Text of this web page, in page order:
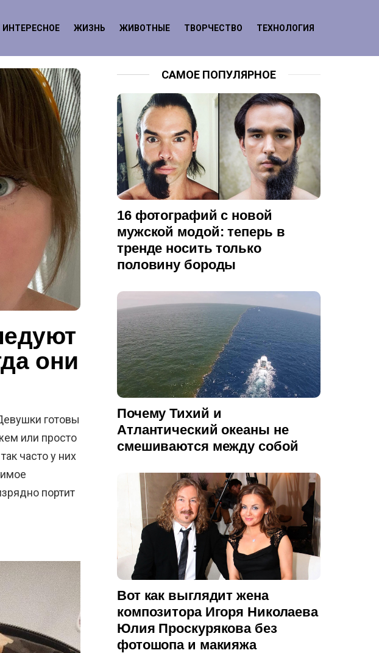
ИНТЕРЕСНОЕ ЖИЗНЬ ЖИВОТНЫЕ ТВОРЧЕСТВО ТЕХНОЛОГИЯ
они
готовы
или просто
часто у них
портит
САМОЕ ПОПУЛЯРНОЕ
16 фотографий с новой
мужской модой: теперь в
тренде носить только
половину бороды
Почему Тихий и
Атлантический океаны не
смешиваются между собой
Вот как выглядит жена
композитора Игоря Николаева
Юлия Проскурякова без
фотошопа и макияжа